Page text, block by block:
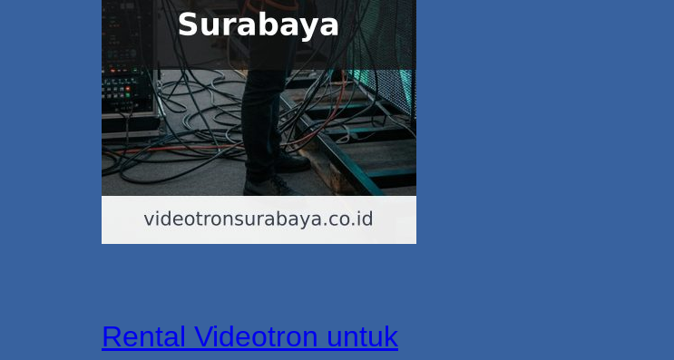
Rental Videotron untuk